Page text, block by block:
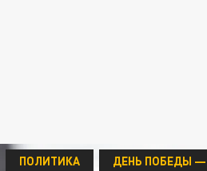
ПОЛИТИКА ДЕНЬ ПОБЕДЫ —